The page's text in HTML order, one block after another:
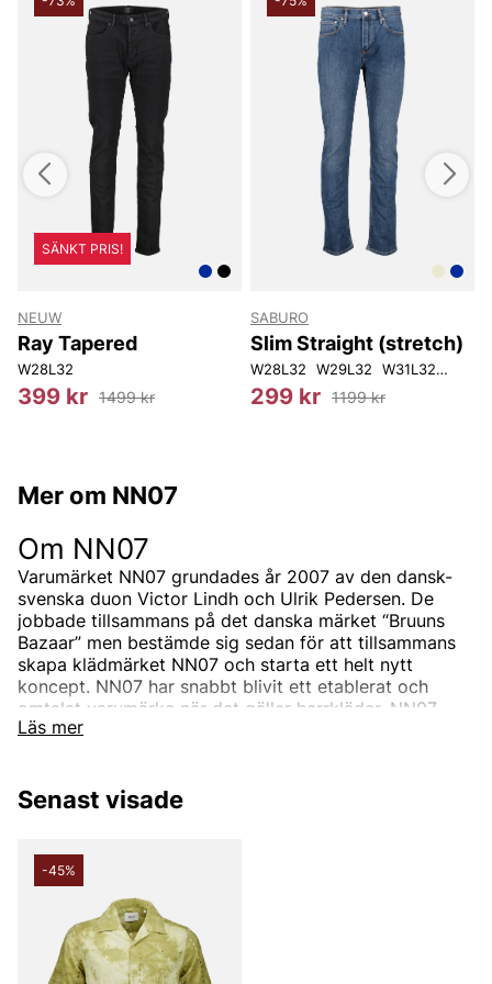
W29L32 W32L32 W34L32 W36L32 W31L34
SÄNKT PRIS!
NEUW
Ray Tapered
W28L32
399 kr 1499 kr
SABURO
Slim Straight (stretch)
W28L32 W29L32 W31L32
299 kr 1199 kr
Mer om NN07
Läs mer
Om NN07
Varumärket NN07 grundades år 2007 av den dansk-
svenska duon Victor Lindh och Ulrik Pedersen. De
jobbade tillsammans på det danska märket “Bruuns
Bazaar” men bestämde sig sedan för att tillsammans
skapa klädmärket NN07 och starta ett helt nytt
koncept. NN07 har snabbt blivit ett etablerat och
omtalat varumärke när det gäller herrkläder. NN07
drivs inte av trender utan designar unika plagg med
Hur kom namnet NN07 till?
NN07 är ett varumärke för alla, oavsett bakgrund.
Därav namnet NN07, som står för “No Nationality” och
07 från året då det skapades, 2007. Konceptet kallar
de ibland för “We are no nationality” som går att se i
deras grafiska profil. Målet har alltid varit att alla
människor ska känna sig bekväma i NN07s plagg.
Senast visade
-45%